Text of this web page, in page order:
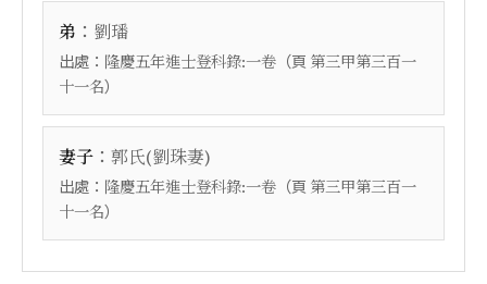
弟 ： 劉璠
出處： 隆慶五年進士登科錄:一卷 （頁 第三甲第三百一
十一名）
妻子 ： 郭氏(劉珠妻)
出處： 隆慶五年進士登科錄:一卷 （頁 第三甲第三百一
十一名）